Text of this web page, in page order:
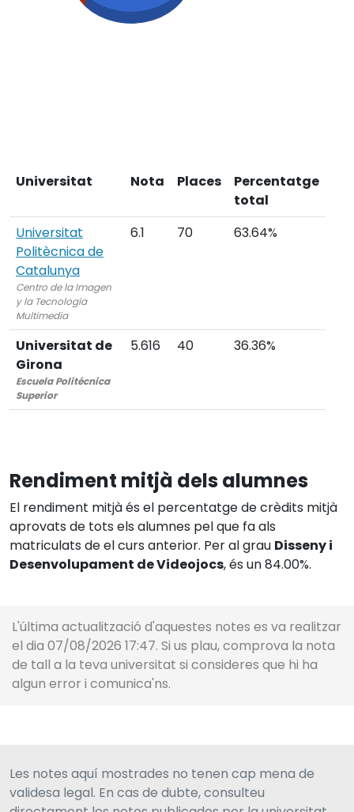
Universitat Nota Places
Percentatge
total
Universitat
Politècnica de
Catalunya
Centro de la Imagen
y la Tecnología
Multimedia
6.1 70 63.64%
Universitat de
Girona
Escuela Politécnica
Superior
5.616 40 36.36%
Rendiment mitjà dels alumnes
El rendiment mitjà és el percentatge de crèdits mitjà
aprovats de tots els alumnes pel que fa als
matriculats de el curs anterior. Per al grau Disseny i
Desenvolupament de Videojocs, és un 84.00%.
L'última actualització d'aquestes notes es va realitzar
el dia 07/08/2026 17:47. Si us plau, comprova la nota
de tall a la teva universitat si consideres que hi ha
algun error i comunica'ns.
Les notes aquí mostrades no tenen cap mena de
validesa legal. En cas de dubte, consulteu